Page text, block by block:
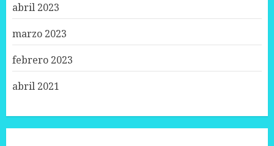
abril 2023
marzo 2023
febrero 2023
abril 2021